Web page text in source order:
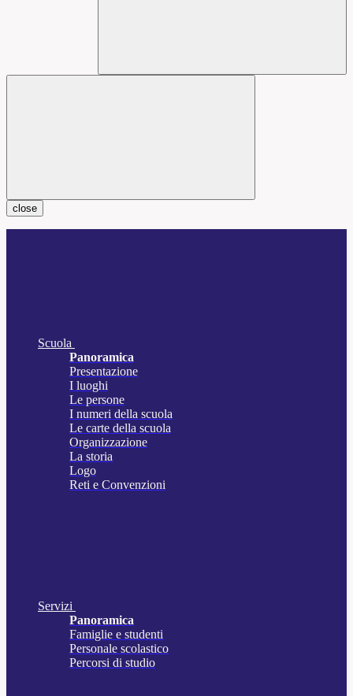
close
Scuola
Panoramica
Presentazione
I luoghi
Le persone
I numeri della scuola
Le carte della scuola
Organizzazione
La storia
Logo
Reti e Convenzioni
Servizi
Panoramica
Famiglie e studenti
Personale scolastico
Percorsi di studio